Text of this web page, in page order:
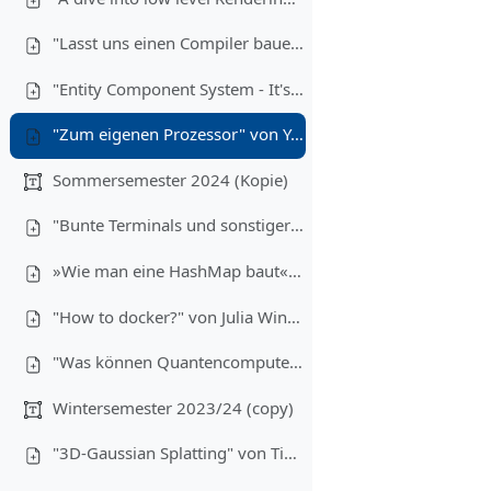
"Lasst uns einen Compiler bauen!" von Frederik Pilz (08.01.2025)
"Entity Component System - It's not a system" von Theresa Treimer (11.12.2024)
"Zum eigenen Prozessor" von Yannik Stamm und Timo Grundheber (30.10.2024))
Sommersemester 2024 (Kopie)
"Bunte Terminals und sonstiger Spaß mit Escapecodes" von Alexander Gehrke (22.05.2025)
»Wie man eine HashMap baut« von Tim Hegemann (05.06.2024)
"How to docker?" von Julia Winkler (19.06.2024)
"Was können Quantencomputer?" von Yorick Reum (03.07.2024)
Wintersemester 2023/24 (copy)
"3D-Gaussian Splatting" von Tino Reith (10.01.2024)